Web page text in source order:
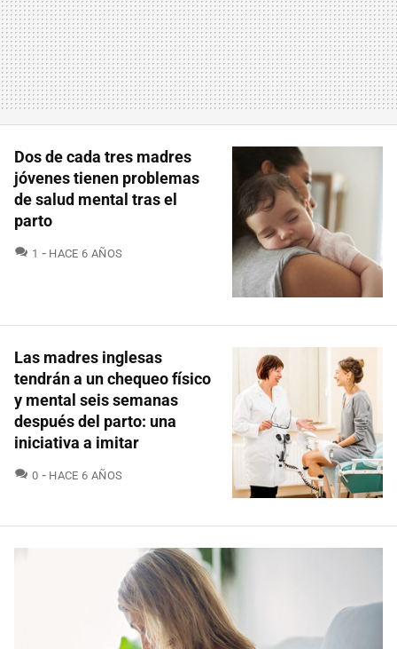
Dos de cada tres madres
jóvenes tienen problemas
de salud mental tras el
parto
1 COMENTARIOS
HACE 6 AÑOS
Las madres inglesas
tendrán a un chequeo físico
y mental seis semanas
después del parto: una
iniciativa a imitar
0 COMENTARIOS
HACE 6 AÑOS